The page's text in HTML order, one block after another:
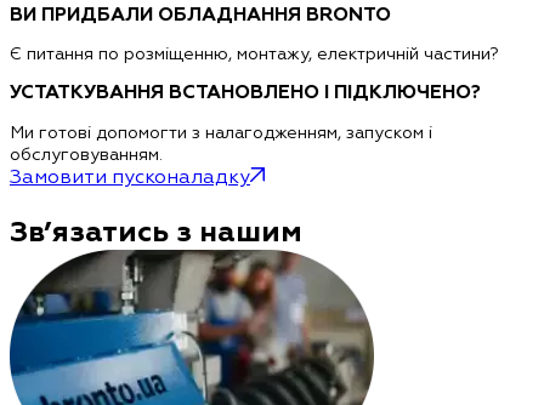
ВИ ПРИДБАЛИ ОБЛАДНАННЯ BRONTO
Є питання по розміщенню, монтажу, електричній частини?
УСТАТКУВАННЯ ВСТАНОВЛЕНО І ПІДКЛЮЧЕНО?
Ми готові допомогти з налагодженням, запуском і
обслуговуванням.
Замовити пусконаладку
Зв’язатись з нашим